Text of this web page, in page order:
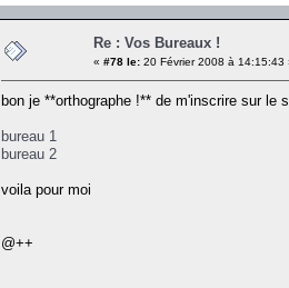
Re : Vos Bureaux !
« #78 le: 20 Février 2008 à 14:15:43
bon je **orthographe !** de m'inscrire sur
bureau 1
bureau 2
voila pour moi
@++